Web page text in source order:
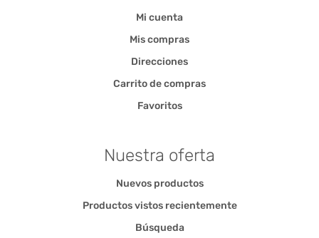
Mi cuenta
Mis compras
Direcciones
Carrito de compras
Favoritos
Nuestra oferta
Nuevos productos
Productos vistos recientemente
Búsqueda